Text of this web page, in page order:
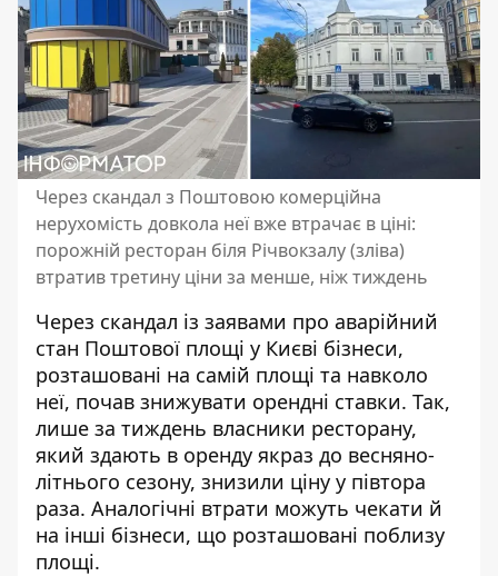
Через скандал з Поштовою комерційна
нерухомість довкола неї вже втрачає в ціні:
порожній ресторан біля Річвокзалу (зліва)
втратив третину ціни за менше, ніж тиждень
Через скандал із заявами про аварійний
стан Поштової площі у Києві бізнеси,
розташовані на самій площі та навколо
неї, почав знижувати орендні ставки. Так,
лише за тиждень власники ресторану,
який здають в оренду якраз до весняно-
літнього сезону, знизили ціну у півтора
раза. Аналогічні втрати можуть чекати й
на інші бізнеси, що розташовані поблизу
площі.